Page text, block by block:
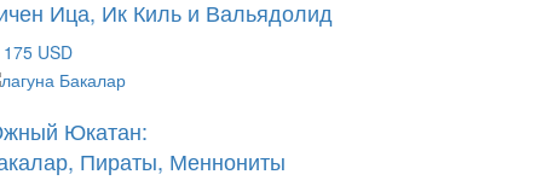
Ица, Ик Киль и Вальядолид
175 USD
Юкатан:
Пираты, Меннониты